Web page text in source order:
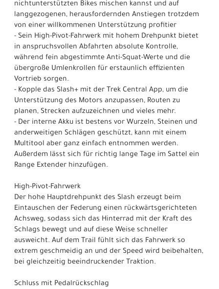
nichtunterstützten Bikes mischen kannst und auf
langgezogenen, herausfordernden Anstiegen trotzdem
von einer willkommenen Unterstützung profitier
- Sein High-Pivot-Fahrwerk mit hohem Drehpunkt bietet
in anspruchsvollen Abfahrten absolute Kontrolle,
während fein abgestimmte Anti-Squat-Werte und die
übergroße Umlenkrollen für erstaunlich effizienten
Vortrieb sorgen.
- Kopple das Slash+ mit der Trek Central App, um die
Unterstützung des Motors anzupassen, Routen zu
planen, Strecken aufzuzeichnen und vieles mehr.
- Der interne Akku ist bestens vor Wurzeln, Steinen und
anderweitigen Schlägen geschützt, kann mit einem
Multitool aber ganz einfach entnommen werden.
Außerdem lässt sich für richtig lange Tage im Sattel ein
Range Extender hinzufügen.
High-Pivot-Fahrwerk
Der hohe Hauptdrehpunkt des Slash erzeugt beim
Eintauschen der Federung einen rückwärtsgerichteten
Achsweg, sodass sich das Hinterrad mit der Kraft des
Schlags bewegt und auf diese Weise schneller
ausweicht. Auf dem Trail fühlt sich das Fahrwerk so
extrem geschmeidig an und der Speed wird beibehalten,
bei gleichzeitig beeindruckender Traktion.
Schluss mit Pedalrückschlag